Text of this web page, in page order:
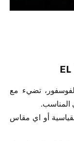
تضيء مع
المناسب.
أو اي مقاس